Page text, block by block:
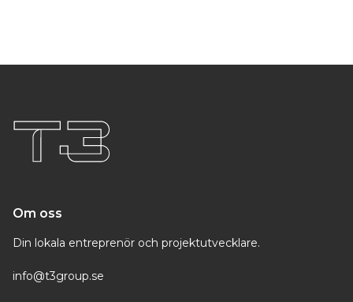
Om oss
Din lokala entreprenör och projektutvecklare.
info@t3group.se